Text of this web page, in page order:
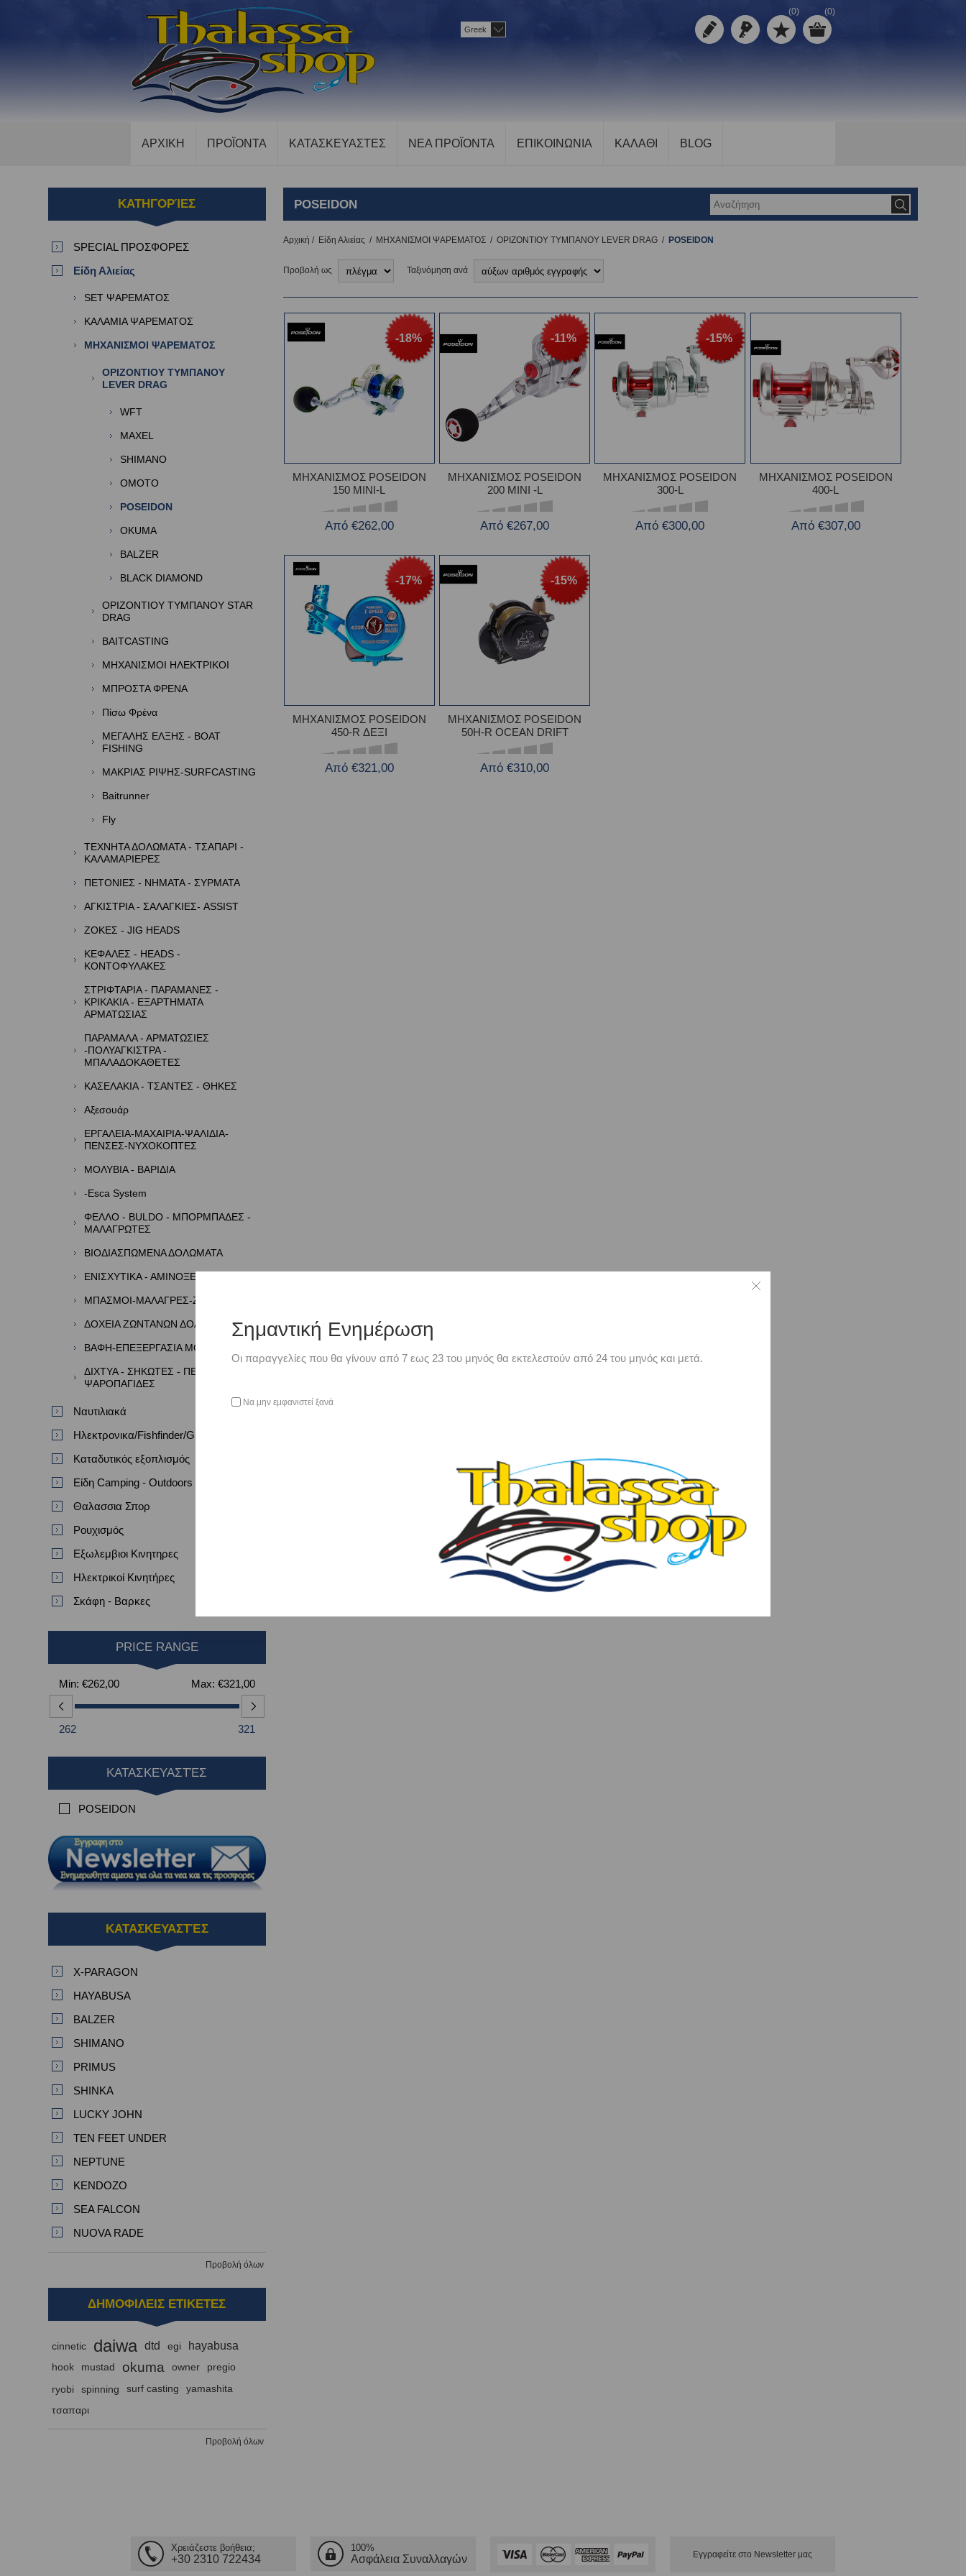
(0) (0)
Greek
ΑΡΧΙΚΗ ΠΡΟΪΟΝΤΑ ΚΑΤΑΣΚΕΥΑΣΤΕΣ ΝΕΑ ΠΡΟΪΟΝΤΑ ΕΠΙΚΟΙΝΩΝΙΑ ΚΑΛΑΘΙ BLOG
POSEIDON
Αρχική / Είδη Αλιείας / ΜΗΧΑΝΙΣΜΟΙ ΨΑΡΕΜΑΤΟΣ / ΟΡΙΖΟΝΤΙΟΥ ΤΥΜΠΑΝΟΥ LEVER DRAG / POSEIDON
Προβολή ως Ταξινόμηση ανά
-18%
ΜΗΧΑΝΙΣΜΟΣ POSEIDON
150 MINI-L
Από €262,00
-11%
ΜΗΧΑΝΙΣΜΟΣ POSEIDON
200 MINI -L
Από €267,00
-15%
ΜΗΧΑΝΙΣΜΟΣ POSEIDON
300-L
Από €300,00
ΜΗΧΑΝΙΣΜΟΣ POSEIDON
400-L
Από €307,00
-17%
ΜΗΧΑΝΙΣΜΟΣ POSEIDON
450-R ΔΕΞΙ
Από €321,00
-15%
ΜΗΧΑΝΙΣΜΟΣ POSEIDON
50H-R OCEAN DRIFT
Από €310,00
ΚΑΤΗΓΟΡΊΕΣ
SPECIAL ΠΡΟΣΦΟΡΕΣ
Είδη Αλιείας
SET ΨΑΡΕΜΑΤΟΣ
ΚΑΛΑΜΙΑ ΨΑΡΕΜΑΤΟΣ
ΜΗΧΑΝΙΣΜΟΙ ΨΑΡΕΜΑΤΟΣ
ΟΡΙΖΟΝΤΙΟΥ ΤΥΜΠΑΝΟΥ
LEVER DRAG
WFT
MAXEL
SHIMANO
OMOTO
POSEIDON
OKUMA
BALZER
BLACK DIAMOND
OΡΙΖΟΝΤΙΟΥ ΤΥΜΠΑΝΟΥ STAR
DRAG
BAITCASTING
ΜΗΧΑΝΙΣΜΟΙ ΗΛΕΚΤΡΙΚΟΙ
ΜΠΡΟΣΤΑ ΦΡΕΝΑ
Πίσω Φρένα
ΜΕΓΑΛΗΣ ΕΛΞΗΣ - BOAT
FISHING
ΜΑΚΡΙΑΣ ΡΙΨΗΣ-SURFCASTING
Baitrunner
Fly
ΤΕΧΝΗΤΑ ΔΟΛΩΜΑΤΑ - ΤΣΑΠΑΡΙ -
ΚΑΛΑΜΑΡΙΕΡΕΣ
ΠΕΤΟΝΙΕΣ - ΝΗΜΑΤΑ - ΣΥΡΜΑΤΑ
ΑΓΚΙΣΤΡΙΑ - ΣΑΛΑΓΚΙΕΣ- ASSIST
ΖΟΚΕΣ - JIG HEADS
ΚΕΦΑΛΕΣ - HEADS -
ΚΟΝΤΟΦΥΛΑΚΕΣ
ΣΤΡΙΦΤΑΡΙΑ - ΠΑΡΑΜΑΝΕΣ -
ΚΡΙΚΑΚΙΑ - ΕΞΑΡΤΗΜΑΤΑ
ΑΡΜΑΤΩΣΙΑΣ
ΠΑΡΑΜΑΛΑ - ΑΡΜΑΤΩΣΙΕΣ
-ΠΟΛΥΑΓΚΙΣΤΡΑ -
ΜΠΑΛΑΔΟΚΑΘΕΤΕΣ
ΚΑΣΕΛΑΚΙΑ - ΤΣΑΝΤΕΣ - ΘΗΚΕΣ
Αξεσουάρ
ΕΡΓΑΛΕΙΑ-ΜΑΧΑΙΡΙΑ-ΨΑΛΙΔΙΑ-
ΠΕΝΣΕΣ-ΝΥΧΟΚΟΠΤΕΣ
ΜΟΛΥΒΙΑ - ΒΑΡΙΔΙΑ
-Esca System
ΦΕΛΛΟ - BULDO - ΜΠΟΡΜΠΑΔΕΣ -
ΜΑΛΑΓΡΩΤΕΣ
ΒΙΟΔΙΑΣΠΩΜΕΝΑ ΔΟΛΩΜΑΤΑ
ΕΝΙΣΧΥΤΙΚΑ - ΑΜΙΝΟΞΕΑ - ΑΡΩΜΑΤΑ
ΜΠΑΣΜΟΙ-ΜΑΛΑΓΡΕΣ-ΖΥΜΕΣ
ΔΟΧΕΙΑ ΖΩΝΤΑΝΩΝ ΔΟΛΩΜΑΤΩΝ
ΒΑΦΗ-ΕΠΕΞΕΡΓΑΣΙΑ ΜΟΛΥΒΙΩΝ
ΔΙΧΤΥΑ - ΣΗΚΩΤΕΣ - ΠΕΖΟΒΟΛΑ -
ΨΑΡΟΠΑΓΙΔΕΣ
Ναυτιλιακά
Ηλεκτρονικα/Fishfinder/GPS/VHF
Καταδυτικός εξοπλισμός
Είδη Camping - Outdoors
Θαλασσια Σπορ
Ρουχισμός
Εξωλεμβιοι Κινητηρες
Ηλεκτρικοί Κινητήρες
Σκάφη - Βαρκες
PRICE RANGE
Min: €262,00 Max: €321,00
262 321
ΚΑΤΑΣΚΕΥΑΣΤΈΣ
POSEIDON
ΚΑΤΑΣΚΕΥΑΣΤΈΣ
X-PARAGON
HAYABUSA
BALZER
SHIMANO
PRIMUS
SHINKA
LUCKY JOHN
TEN FEET UNDER
NEPTUNE
KENDOZO
SEA FALCON
NUOVA RADE
Προβολή όλων
ΔΗΜΟΦΙΛΕΙΣ ΕΤΙΚΕΤΕΣ
cinnetic daiwa dtd egi hayabusa
hook mustad okuma owner pregio
ryobi spinning surf casting
yamashita
τσαπαρι
Προβολή όλων
Χρειάζεστε βοήθεια;
+30 2310 722434
100%
Ασφάλεια Συναλλαγών Εγγραφείτε στο Νewsletter μας
Σημαντική Ενημέρωση
Οι παραγγελίες που θα γίνουν από 7 εως 23 του μηνός θα εκτελεστούν από 24 του μηνός και μετά.
Να μην εμφανιστεί ξανά